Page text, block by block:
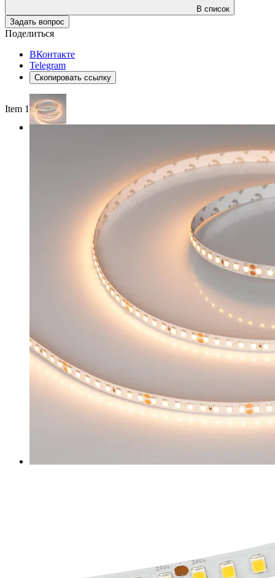
В список
Задать вопрос
Поделиться
ВКонтакте
Telegram
Скопировать ссылку
Item 1 of 4